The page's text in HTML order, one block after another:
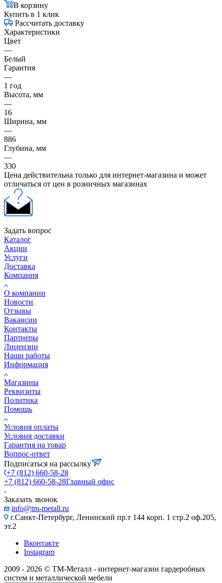
В корзину
Купить в 1 клик
Рассчитать доставку
Характеристики
Цвет
—
Белый
Гарантия
—
1 год
Высота, мм
—
16
Ширина, мм
—
886
Глубина, мм
—
330
Цена действительна только для интернет-магазина и может
отличаться от цен в розничных магазинах
Задать вопрос
Каталог
Акции
Услуги
Доставка
Компания
О компании
Новости
Отзывы
Вакансии
Контакты
Партнеры
Лицензии
Наши работы
Информация
Магазины
Реквизиты
Политика
Помощь
Условия оплаты
Условия доставки
Гарантия на товар
Вопрос-ответ
Подписаться на рассылку
+7 (812) 660-58-28
+7 (812) 660-58-28Главный офис
Заказать звонок
info@tm-metall.ru
г.Санкт-Петербург, Ленинский пр.т 144 корп. 1 стр.2 оф.205,
эт.2
Вконтакте
Instagram
2009 - 2026 © ТМ-Металл - интернет-магазин гардеробных
систем и металлической мебели